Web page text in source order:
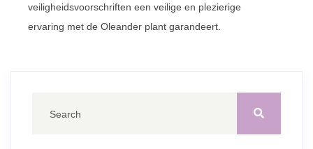
veiligheidsvoorschriften een veilige en plezierige
ervaring met de Oleander plant garandeert.